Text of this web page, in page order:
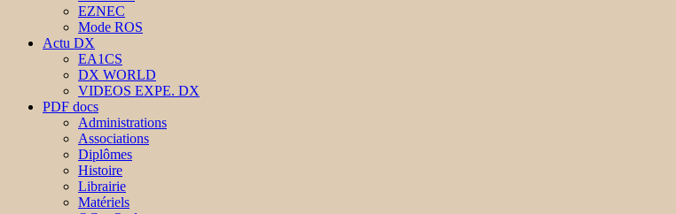
EZNEC
Mode ROS
Actu DX
EA1CS
DX WORLD
VIDEOS EXPE. DX
PDF docs
Administrations
Associations
Diplômes
Histoire
Librairie
Matériels